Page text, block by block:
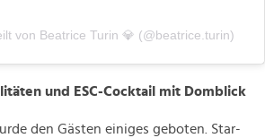
von Beatrice Turin 💎 (@beatrice.turin)
und ESC-Cocktail mit Domblick
den Gästen einiges geboten. Star-